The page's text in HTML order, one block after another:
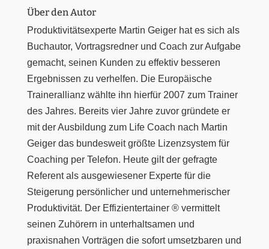
Über den Autor
Produktivitätsexperte Martin Geiger hat es sich als
Buchautor, Vortragsredner und Coach zur Aufgabe
gemacht, seinen Kunden zu effektiv besseren
Ergebnissen zu verhelfen. Die Europäische
Trainerallianz wählte ihn hierfür 2007 zum Trainer
des Jahres. Bereits vier Jahre zuvor gründete er
mit der Ausbildung zum Life Coach nach Martin
Geiger das bundesweit größte Lizenzsystem für
Coaching per Telefon. Heute gilt der gefragte
Referent als ausgewiesener Experte für die
Steigerung persönlicher und unternehmerischer
Produktivität. Der Effizientertainer ® vermittelt
seinen Zuhörern in unterhaltsamen und
praxisnahen Vorträgen die sofort umsetzbaren und